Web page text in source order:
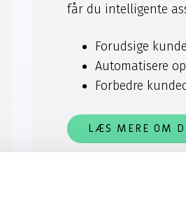
får du intelligente
Forudsige
Automatisere
Forbedre
LÆS MERE OM